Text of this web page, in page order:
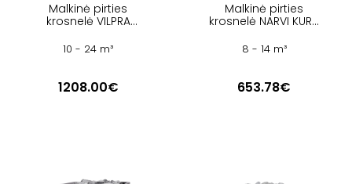
Malkinė pirties
krosnelė VILPRA
10 - 24 m³
1208.00€
Malkinė pirties
krosnelė NARVI KURU
8 - 14 m³
653.78€